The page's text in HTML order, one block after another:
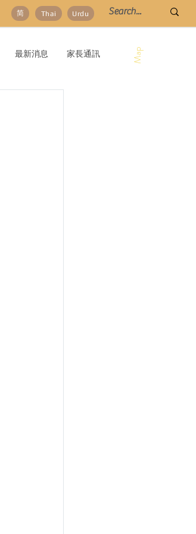
最新消息 家長通訊 Map
Urdu
Thai
简